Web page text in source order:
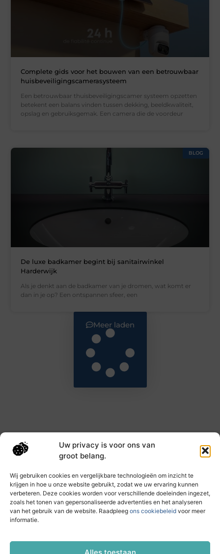
Uw privacy is voor ons van
groot belang.
Wij gebruiken cookies en vergelijkbare technologieën om inzicht te
krijgen in hoe u onze website gebruikt, zodat we uw ervaring kunnen
verbeteren. Deze cookies worden voor verschillende doeleinden ingezet,
zoals het tonen van gepersonaliseerde advertenties en het analyseren
van het gebruik van de website. Raadpleeg ons cookiebeleid voor meer
informatie.
Alles toestaan
Complete gids voor het bouwen van een betrouwbaar
huisbeveiligingscamerasysteem
Een betrouwbaar thuisbeveiligingscamer systeem opzetten
betekent een balans vinden tussen dekking, beeldkwaliteit,
opslag en gebruiksgemak. Een camera die de voordeur
BLOG
De luxe badkamer begint bij sanitairwinkel
Harderwijk
Als je denkt aan de badkamer van je dromen, wat komt er
dan in je op? Een ontspannen sfeer, een
Meer laden
Main Links
Dagelijks nieuwe inzichten op taec.nl
Artikelen vol kennis, inspiratie en praktische tips die